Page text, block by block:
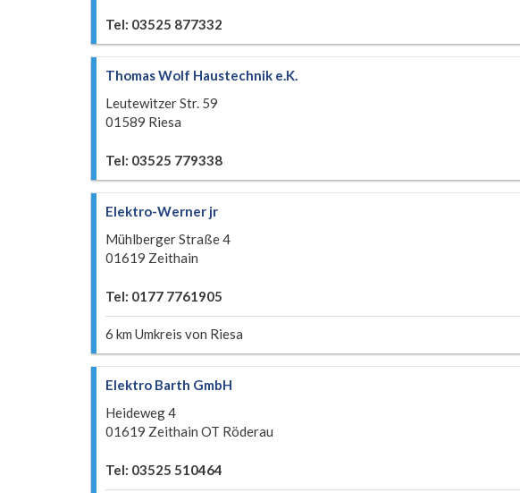
Tel: 03525 877332
Thomas Wolf Haustechnik e.K.
Leutewitzer Str. 59
01589 Riesa
Tel: 03525 779338
Elektro-Werner jr
Mühlberger Straße 4
01619 Zeithain
Tel: 0177 7761905
6 km Umkreis von Riesa
Elektro Barth GmbH
Heideweg 4
01619 Zeithain OT Röderau
Tel: 03525 510464